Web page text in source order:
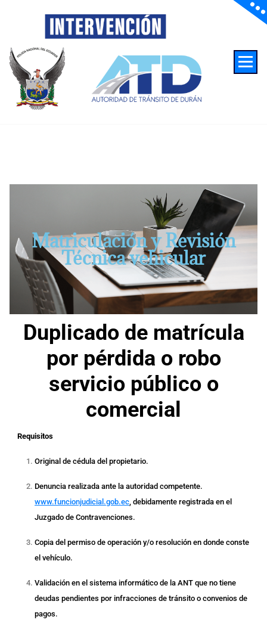
Matriculación y Revisión
Técnica vehicular
Duplicado de matrícula
por pérdida o robo
servicio público o
comercial
Requisitos
Original de cédula del propietario.
Denuncia realizada ante la autoridad competente.
www.funcionjudicial.gob.ec, debidamente registrada en el
Juzgado de Contravenciones.
Copia del permiso de operación y/o resolución en donde conste
el vehículo.
Validación en el sistema informático de la ANT que no tiene
deudas pendientes por infracciones de tránsito o convenios de
pagos.